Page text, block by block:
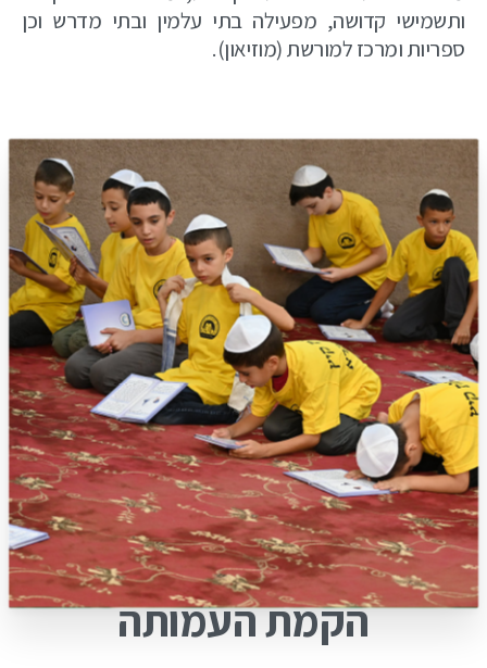
ותשמישי קדושה, מפעילה בתי עלמין ובתי מדרש וכן
ספריות ומרכז למורשת (מוזיאון).
הקמת העמותה